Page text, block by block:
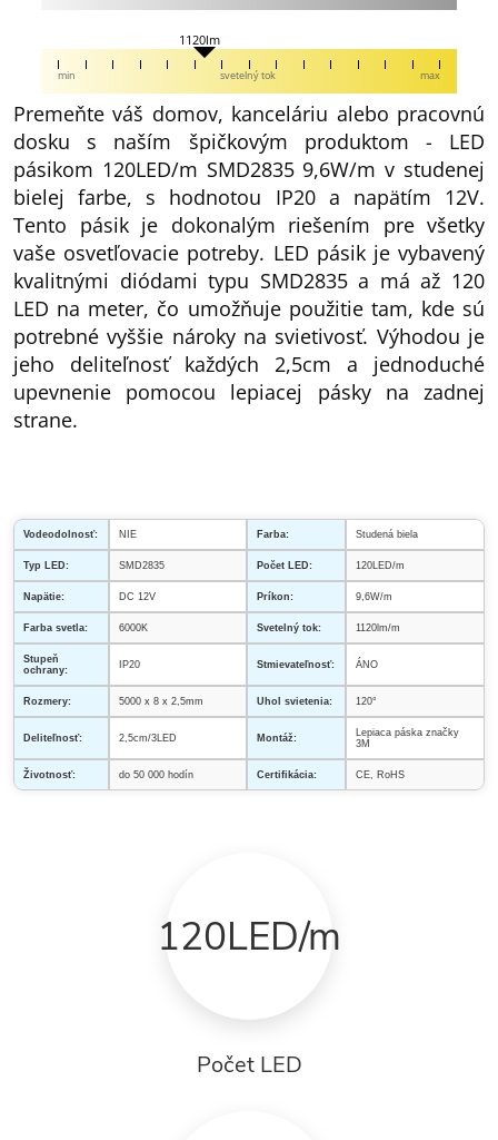
1120lm
min svetelný tok max
Premeňte váš domov, kanceláriu alebo pracovnú
dosku s naším špičkovým produktom - LED
pásikom 120LED/m SMD2835 9,6W/m v studenej
bielej farbe, s hodnotou IP20 a napätím 12V.
Tento pásik je dokonalým riešením pre všetky
vaše osvetľovacie potreby. LED pásik je vybavený
kvalitnými diódami typu SMD2835 a má až 120
LED na meter, čo umožňuje použitie tam, kde sú
potrebné vyššie nároky na svietivosť. Výhodou je
jeho deliteľnosť každých 2,5cm a jednoduché
upevnenie pomocou lepiacej pásky na zadnej
strane.
Vodeodolnosť: NIE Farba: Studená biela
Typ LED: SMD2835 Počet LED: 120LED/m
Napätie: DC 12V Príkon: 9,6W/m
Farba svetla: 6000K Svetelný tok: 1120lm/m
Stupeň
ochrany:
IP20 Stmievateľnosť: ÁNO
Rozmery: 5000 x 8 x 2,5mm Uhol svietenia: 120°
Deliteľnosť: 2,5cm/3LED Montáž:
Lepiaca páska značky
3M
Životnosť: do 50 000 hodín Certifikácia: CE, RoHS
120LED/m
Počet LED